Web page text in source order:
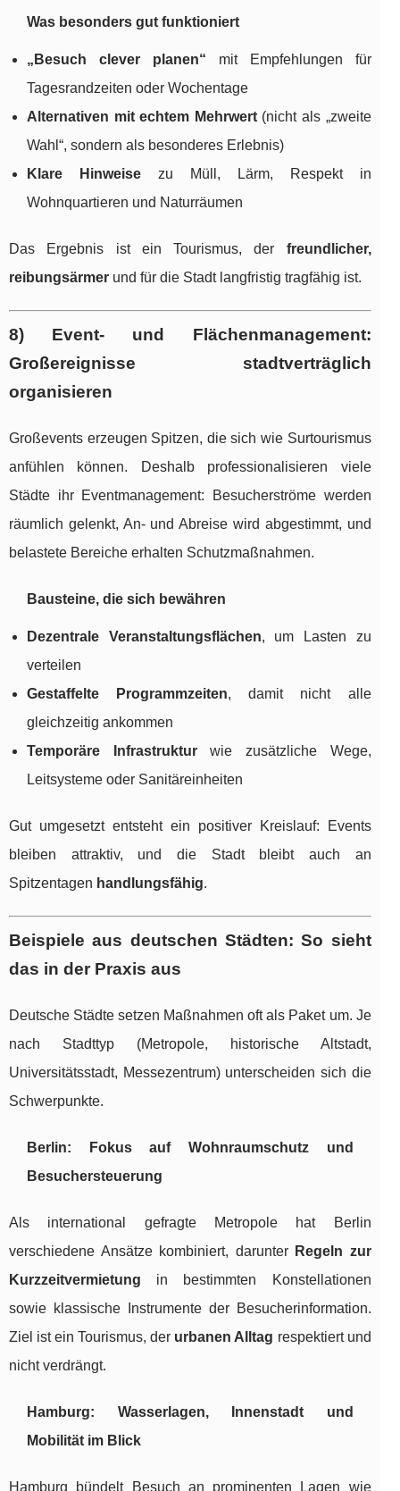
Was besonders gut funktioniert
„Besuch clever planen“ mit Empfehlungen für
Tagesrandzeiten oder Wochentage
Alternativen mit echtem Mehrwert(nicht als „zweite
Wahl“, sondern als besonderes Erlebnis)
Klare Hinweisezu Müll, Lärm, Respekt in
Wohnquartieren und Naturräumen
Das Ergebnis ist ein Tourismus, der freundlicher,
reibungsärmer und für die Stadt langfristig tragfähig ist.
8) Event- und Flächenmanagement:
Großereignisse stadtverträglich
organisieren
Großevents erzeugen Spitzen, die sich wie Surtourismus
anfühlen können. Deshalb professionalisieren viele
Städte ihr Eventmanagement: Besucherströme werden
räumlich gelenkt, An- und Abreise wird abgestimmt, und
belastete Bereiche erhalten Schutzmaßnahmen.
Bausteine, die sich bewähren
Dezentrale Veranstaltungsflächen, um Lasten zu
verteilen
Gestaffelte Programmzeiten, damit nicht alle
gleichzeitig ankommen
Temporäre Infrastrukturwie zusätzliche Wege,
Leitsysteme oder Sanitäreinheiten
Gut umgesetzt entsteht ein positiver Kreislauf: Events
bleiben attraktiv, und die Stadt bleibt auch an
Spitzentagen handlungsfähig.
Beispiele aus deutschen Städten: So sieht
das in der Praxis aus
Deutsche Städte setzen Maßnahmen oft als Paket um. Je
nach Stadttyp (Metropole, historische Altstadt,
Universitätsstadt, Messezentrum) unterscheiden sich die
Schwerpunkte.
Berlin: Fokus auf Wohnraumschutz und
Besuchersteuerung
Als international gefragte Metropole hat Berlin
verschiedene Ansätze kombiniert, darunter Regeln zur
Kurzzeitvermietung in bestimmten Konstellationen
sowie klassische Instrumente der Besucherinformation.
Ziel ist ein Tourismus, der urbanen Alltag respektiert und
nicht verdrängt.
Hamburg: Wasserlagen, Innenstadt und
Mobilität im Blick
Hamburg bündelt Besuch an prominenten Lagen wie